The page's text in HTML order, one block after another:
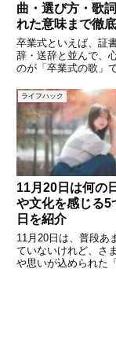
曲・選び方・歌
れた意味まで徹
卒業式といえば、証
辞・送辞と並んで、
のが「卒業式の歌」
思い出を振り返りな
われる名曲は、その
変させ、涙を誘う力
す。なぜ卒業式では
い
ライフハック
11月20日は何の
や文化を感じる5
日を紹介
11月20日は、普段あ
ていないけれど、さ
や思いが込められた